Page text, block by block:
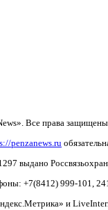
Все права
penzanews.ru
выдано
+7(8412) 999-101,
и